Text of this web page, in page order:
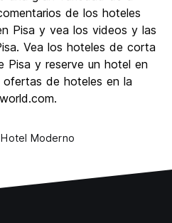
8.3
6.7
7.5
de los hoteles
Pisa y vea los videos y las
Vea los hoteles de corta
Pisa y reserve un hotel en
ofertas de hoteles en la
Hotel Moderno